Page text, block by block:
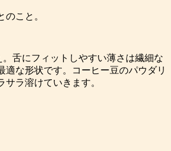
こと。
。舌にフィットしやすい薄さは繊細な
適な形状です。コーヒー豆のパウダリ
ラ溶けていきます。